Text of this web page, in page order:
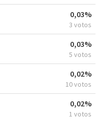
0,03%
3 votos
0,03%
5 votos
0,02%
10 votos
0,02%
1 votos